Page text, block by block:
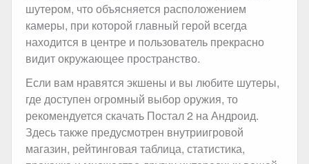
шутером, что объясняется расположением
камеры, при которой главный герой всегда
находится в центре и пользователь прекрасно
видит окружающее пространство.
Если вам нравятся экшены и вы любите шутеры,
где доступен огромный выбор оружия, то
рекомендуется скачать Постал 2 на Андроид.
Здесь также предусмотрен внутриигровой
магазин, рейтинговая таблица, статистика,